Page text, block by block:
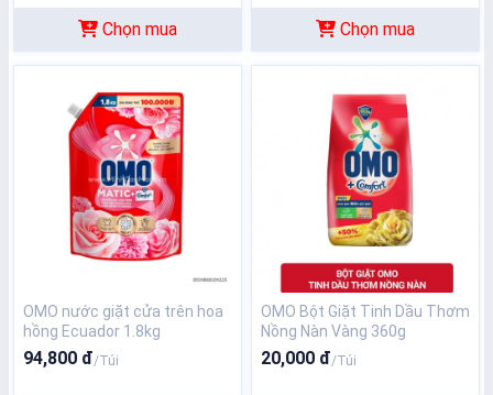
Chọn mua Chọn mua
OMO nước giặt cửa trên hoa
hồng Ecuador 1.8kg
94,800 đ/Túi
OMO Bột Giặt Tinh Dầu Thơm
Nồng Nàn Vàng 360g
20,000 đ/Túi